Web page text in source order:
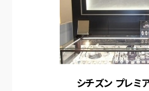
シチズン プレミ